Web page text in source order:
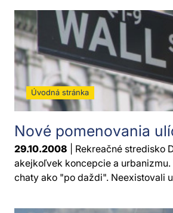
Úvodná stránka
Nové pomenovania
29.10.2008 | Rekreačné stredisko
akejkoľvek koncepcie a
chaty ako "po daždi". Neexistovali